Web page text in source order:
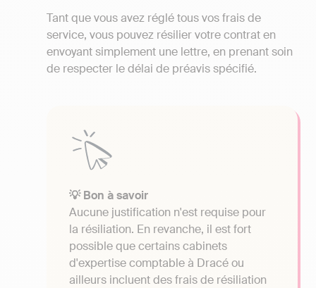
Tant que vous avez réglé tous vos frais de
service, vous pouvez résilier votre contrat en
envoyant simplement une lettre, en prenant soin
de respecter le délai de préavis spécifié.
💡 Bon à savoir
Aucune justification n'est requise pour
la résiliation. En revanche, il est fort
possible que certains cabinets
d'expertise comptable à Dracé ou
ailleurs incluent des frais de résiliation